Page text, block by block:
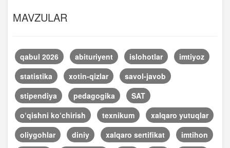
MAVZULAR
qabul 2026 abituriyent islohotlar
imtiyoz
statistika
xotin-qizlar
savol-javob
stipendiya
pedagogika
SAT
o‘qishni ko‘chirish
texnikum
xalqaro yutuqlar
oliygohlar
diniy xalqaro sertifikat
imtihon